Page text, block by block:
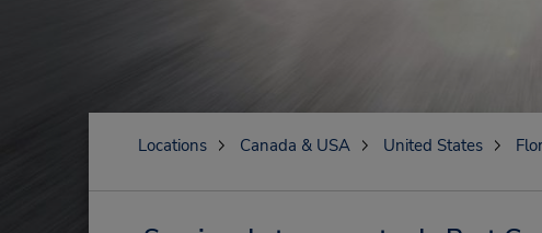
Locations Canada & USA United States